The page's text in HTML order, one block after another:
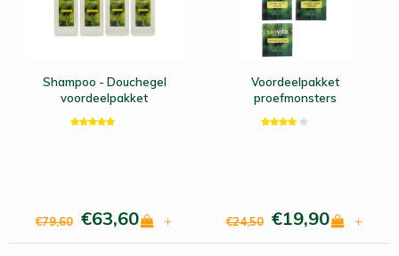
Shampoo - Douchegel
voordeelpakket
€79,60 €63,60 +
Voordeelpakket
proefmonsters
€24,50 €19,90 +